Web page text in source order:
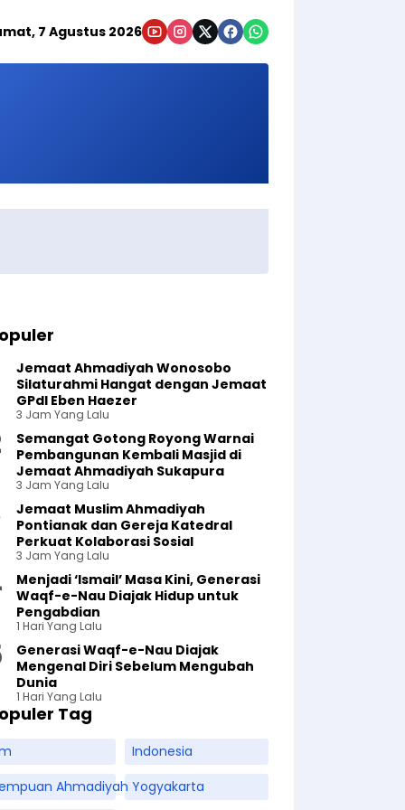
7 Agustus 2026
Jemaat Ahmadiyah Wonosobo
Silaturahmi Hangat dengan Jemaat
GPdI Eben Haezer
3 Jam Yang Lalu
Semangat Gotong Royong Warnai
Pembangunan Kembali Masjid di
Jemaat Ahmadiyah Sukapura
3 Jam Yang Lalu
Jemaat Muslim Ahmadiyah
Pontianak dan Gereja Katedral
Perkuat Kolaborasi Sosial
3 Jam Yang Lalu
Menjadi ‘Ismail’ Masa Kini, Generasi
Waqf-e-Nau Diajak Hidup untuk
Pengabdian
1 Hari Yang Lalu
Generasi Waqf-e-Nau Diajak
Mengenal Diri Sebelum Mengubah
Dunia
1 Hari Yang Lalu
Tag
Indonesia
Ahmadiyah Yogyakarta